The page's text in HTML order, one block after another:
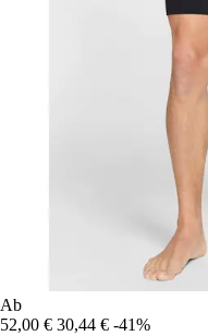
Ab
52,00 € 30,44 € -41%